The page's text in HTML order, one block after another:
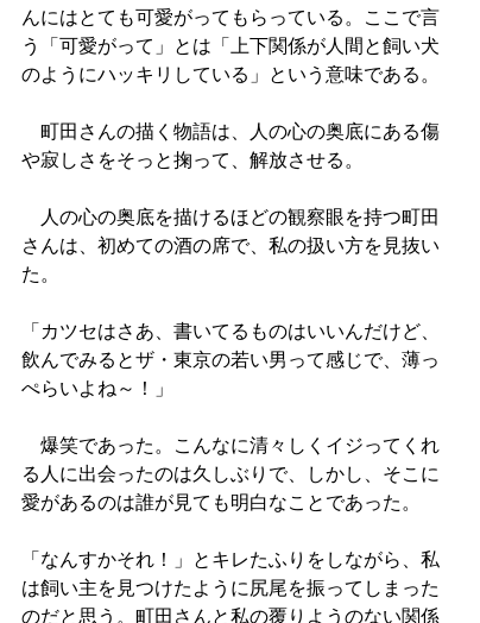
んにはとても可愛がってもらっている。ここで言
う「可愛がって」とは「上下関係が人間と飼い犬
のようにハッキリしている」という意味である。
町田さんの描く物語は、人の心の奥底にある傷
や寂しさをそっと掬って、解放させる。
人の心の奥底を描けるほどの観察眼を持つ町田
さんは、初めての酒の席で、私の扱い方を見抜い
た。
「カツセはさあ、書いてるものはいいんだけど、
飲んでみるとザ・東京の若い男って感じで、薄っ
ぺらいよね～！」
爆笑であった。こんなに清々しくイジってくれ
る人に出会ったのは久しぶりで、しかし、そこに
愛があるのは誰が見ても明白なことであった。
「なんすかそれ！」とキレたふりをしながら、私
は飼い主を見つけたように尻尾を振ってしまった
のだと思う。町田さんと私の覆りようのない関係